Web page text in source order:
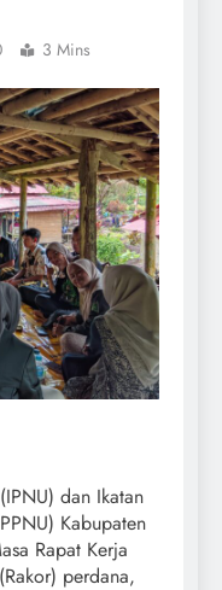
3 Mins
dan Ikatan
Kabupaten
Rapat Kerja
perdana,